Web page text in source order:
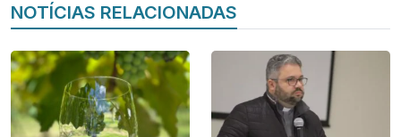
NOTÍCIAS RELACIONADAS